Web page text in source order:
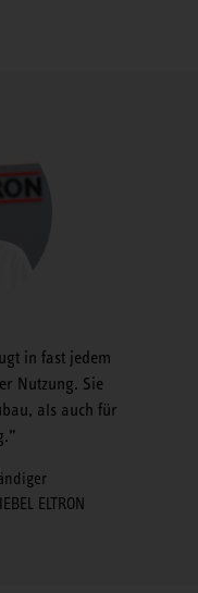
in fast jedem
Nutzung. Sie
als auch für
ELTRON